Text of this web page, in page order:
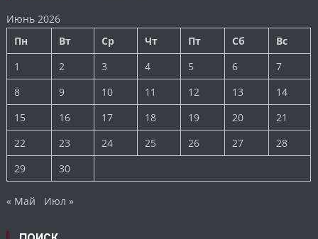
Июнь 2026
Пн
Вт Ср Чт Пт Сб
Вс
1
2 3 4 5 6
7
8
9 10 11 12 13
14
15
16 17 18 19 20
21
22
23 24 25 26 27
28
29
30
« Май Июл »